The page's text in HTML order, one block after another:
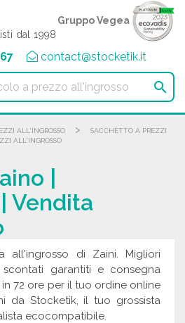
dal 1998
Gruppo Vegea
contact@stocketik.it

ALL'INGROSSO >
SACCHETTO A PREZZI
ALL'INGROSSO
|
Vendita
all'ingrosso di Zaini. Migliori
scontati garantiti e consegna
72 ore per il tuo ordine online
da Stocketik, il tuo grossista
ecocompatibile.